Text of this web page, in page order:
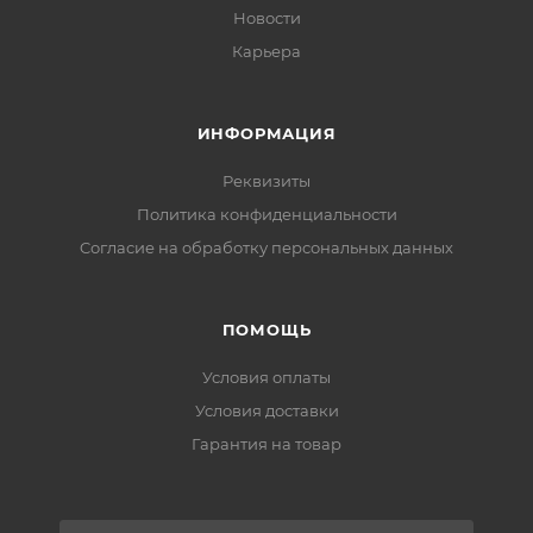
Новости
Карьера
ИНФОРМАЦИЯ
Реквизиты
Политика конфиденциальности
Cогласие на обработку персональных данных
ПОМОЩЬ
Условия оплаты
Условия доставки
Гарантия на товар